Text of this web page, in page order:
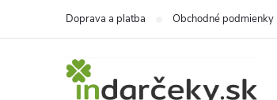
Doprava a platba Obchodné podmienky